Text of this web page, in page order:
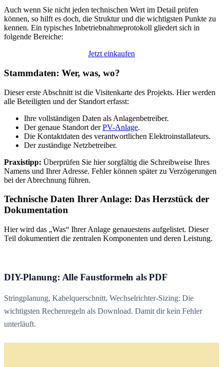
Auch wenn Sie nicht jeden technischen Wert im Detail prüfen
können, so hilft es doch, die Struktur und die wichtigsten Punkte zu
kennen. Ein typisches Inbetriebnahmeprotokoll gliedert sich in
folgende Bereiche:
Jetzt einkaufen
Stammdaten: Wer, was, wo?
Dieser erste Abschnitt ist die Visitenkarte des Projekts. Hier werden
alle Beteiligten und der Standort erfasst:
Ihre vollständigen Daten als Anlagenbetreiber.
Der genaue Standort derPV-Anlage.
Die Kontaktdaten des verantwortlichen Elektroinstallateurs.
Der zuständige Netzbetreiber.
Praxistipp: Überprüfen Sie hier sorgfältig die Schreibweise Ihres
Namens und Ihrer Adresse. Fehler können später zu Verzögerungen
bei der Abrechnung führen.
Technische Daten Ihrer Anlage: Das Herzstück der
Dokumentation
Hier wird das „Was“ Ihrer Anlage genauestens aufgelistet. Dieser
Teil dokumentiert die zentralen Komponenten und deren Leistung.
DIY-Planung: Alle Faustformeln als PDF
Stringplanung, Kabelquerschnitt, Wechselrichter-Sizing: Die
wichtigsten Rechenregeln als Download. Damit dir kein Fehler
unterläuft.